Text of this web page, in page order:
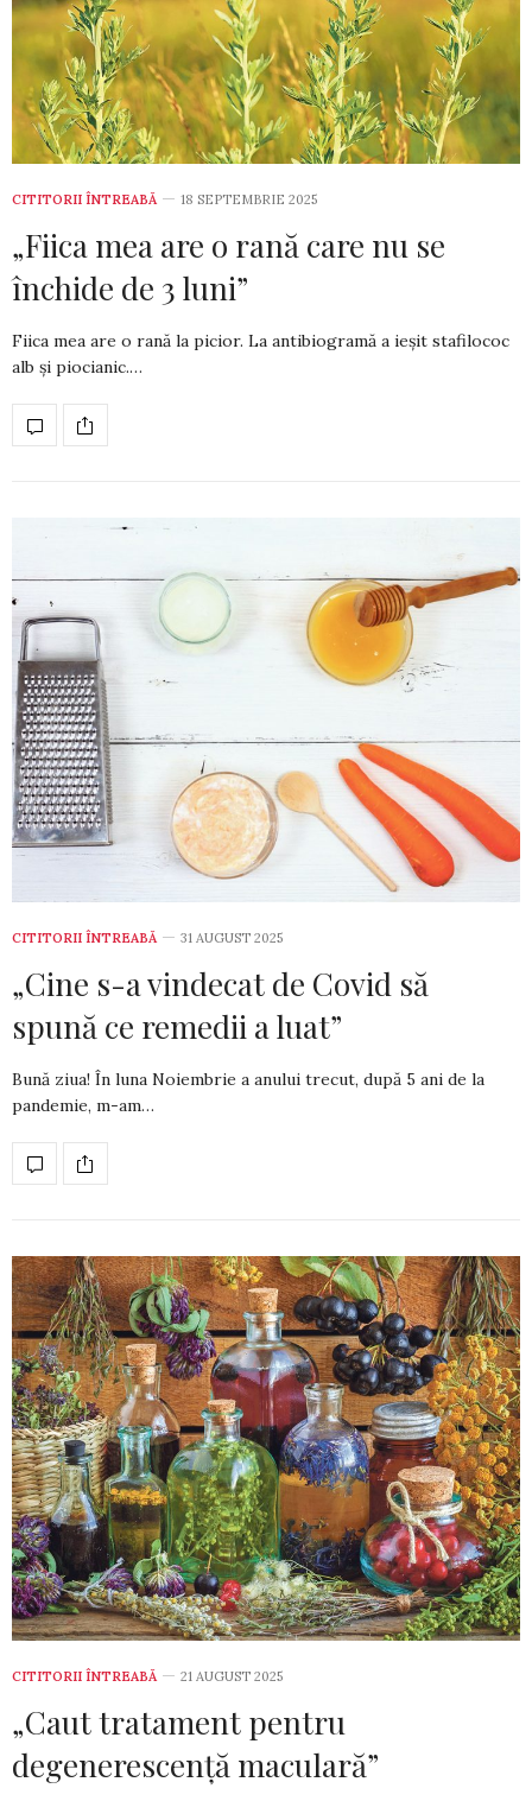
CITITORII ÎNTREABĂ 18 SEPTEMBRIE 2025
„Fiica mea are o rană care nu se
închide de 3 luni”
Fiica mea are o rană la picior. La antibio­gra­mă a ieșit stafilococ
alb și piocianic.…
CITITORII ÎNTREABĂ 31 AUGUST 2025
„Cine s-a vindecat de Covid să
spună ce remedii a luat”
Bună ziua! În luna Noiembrie a anului tre­cut, după 5 ani de la
pandemie, m-am…
CITITORII ÎNTREABĂ 21 AUGUST 2025
„Caut tratament pentru
degenerescență maculară”